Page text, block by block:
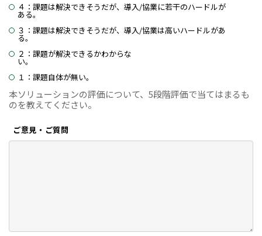
４：課題は解決できそうだが、導入/協業に若干のハードルが
ある。
３：課題は解決できそうだが、導入/協業は高いハードルがあ
る。
２：課題が解決できるかわからな
い。
１：課題自体が無い。
本ソリューションの評価について、5段階評価で当てはまるも
のを教えてください。
ご意見・ご質問